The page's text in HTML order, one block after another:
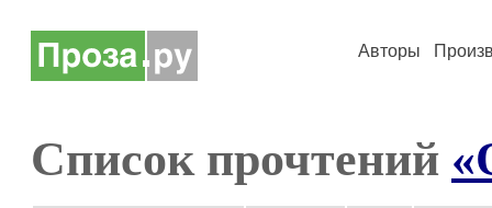
Авторы
Список прочтений